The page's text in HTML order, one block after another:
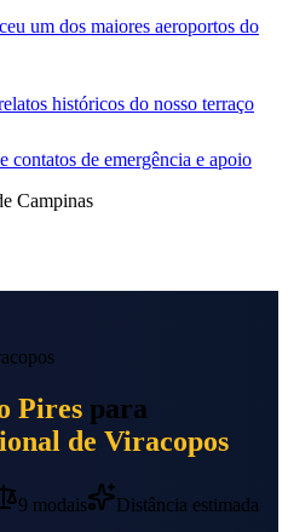
um dos maiores aeroportos do
históricos do nosso terraço
contatos de emergência e apoio
Campinas
Pires para
de Viracopos
9 modais
Distância estimada